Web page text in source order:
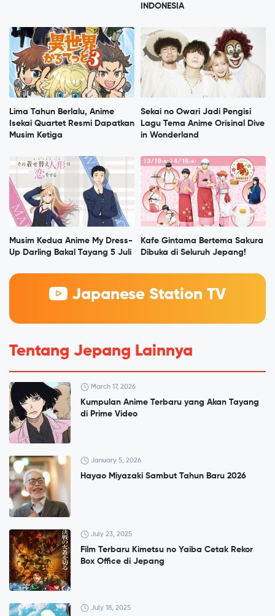
INDONESIA
Lima Tahun Berlalu, Anime
Isekai Quartet Resmi Dapatkan
Musim Ketiga
Sekai no Owari Jadi Pengisi
Lagu Tema Anime Orisinal Dive
in Wonderland
Musim Kedua Anime My Dress-
Up Darling Bakal Tayang 5 Juli
Kafe Gintama Bertema Sakura
Dibuka di Seluruh Jepang!
Japanese Station TV
Tentang Jepang Lainnya
March 17, 2026
Kumpulan Anime Terbaru yang Akan Tayang
di Prime Video
January 5, 2026
Hayao Miyazaki Sambut Tahun Baru 2026
July 23, 2025
Film Terbaru Kimetsu no Yaiba Cetak Rekor
Box Office di Jepang
July 18, 2025